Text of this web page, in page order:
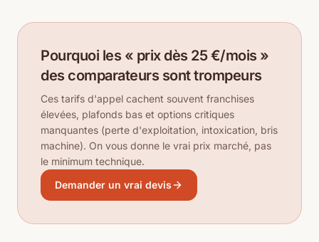
Pourquoi les « prix dès 25 €/mois »
des comparateurs sont trompeurs
Ces tarifs d'appel cachent souvent franchises
élevées, plafonds bas et options critiques
manquantes (perte d'exploitation, intoxication, bris
machine). On vous donne le vrai prix marché, pas
le minimum technique.
Demander un vrai devis